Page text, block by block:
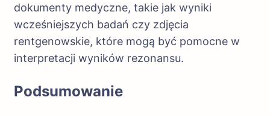
dokumenty medyczne, takie jak wyniki
wcześniejszych badań czy zdjęcia
rentgenowskie, które mogą być pomocne w
interpretacji wyników rezonansu.
Podsumowanie